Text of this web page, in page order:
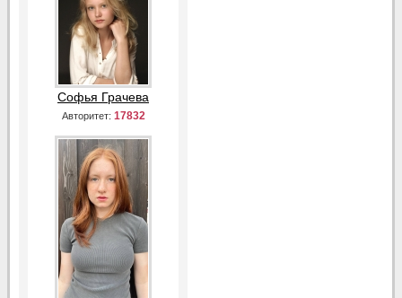
Софья Грачева
Авторитет: 17832